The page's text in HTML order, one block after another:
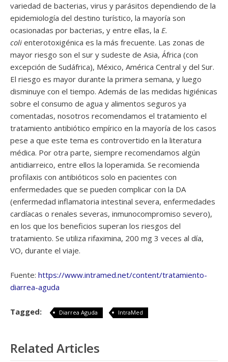
variedad de bacterias, virus y parásitos dependiendo de la
epidemiología del destino turístico, la mayoría son
ocasionadas por bacterias, y entre ellas, la E.
coli enterotoxigénica es la más frecuente. Las zonas de
mayor riesgo son el sur y sudeste de Asia, África (con
excepción de Sudáfrica), México, América Central y del Sur.
El riesgo es mayor durante la primera semana, y luego
disminuye con el tiempo. Además de las medidas higiénicas
sobre el consumo de agua y alimentos seguros ya
comentadas, nosotros recomendamos el tratamiento el
tratamiento antibiótico empírico en la mayoría de los casos
pese a que este tema es controvertido en la literatura
médica. Por otra parte, siempre recomendamos algún
antidiarreico, entre ellos la loperamida. Se recomienda
profilaxis con antibióticos solo en pacientes con
enfermedades que se pueden complicar con la DA
(enfermedad inflamatoria intestinal severa, enfermedades
cardíacas o renales severas, inmunocompromiso severo),
en los que los beneficios superan los riesgos del
tratamiento. Se utiliza rifaximina, 200 mg 3 veces al día,
VO, durante el viaje.
Fuente: https://www.intramed.net/content/tratamiento-
diarrea-aguda
Tagged: Diarrea Aguda IntraMed
Related Articles